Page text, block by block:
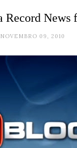
News
NOVEMBRO 09, 2010